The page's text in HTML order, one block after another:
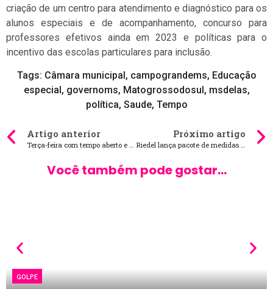
criação de um centro para atendimento e diagnóstico para os
alunos especiais e de acompanhamento, concurso para
professores efetivos ainda em 2023 e políticas para o
incentivo das escolas particulares para inclusão.
Tags: Câmara municipal, campograndems, Educação
especial, governoms, Matogrossodosul, msdelas,
política, Saude, Tempo
Artigo anterior Próximo artigo
Você também pode gostar...
GOLPE